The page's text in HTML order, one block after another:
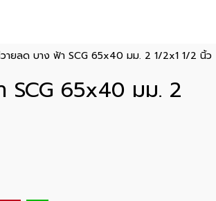
ายลด บาง ฟ้า SCG 65x40 มม. 2 1/2x1 1/2 นิ้ว
SCG 65x40 มม. 2